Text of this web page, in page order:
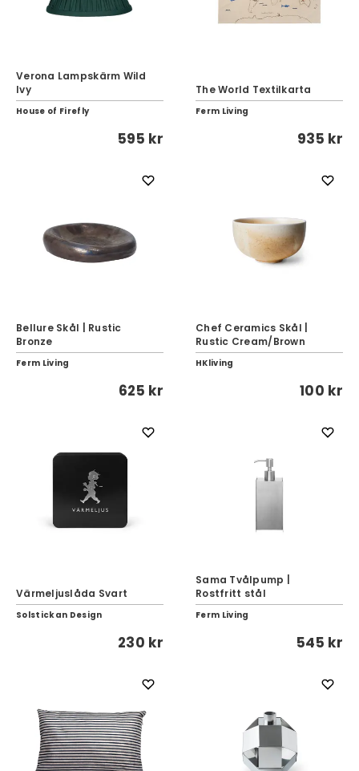
Verona Lampskärm Wild
Ivy
House of Firefly
595 kr
The World Textilkarta
Ferm Living
935 kr
Bellure Skål | Rustic
Bronze
Ferm Living
625 kr
Chef Ceramics Skål |
Rustic Cream/Brown
HKliving
100 kr
Värmeljuslåda Svart
Solstickan Design
230 kr
Sama Tvålpump |
Rostfritt stål
Ferm Living
545 kr